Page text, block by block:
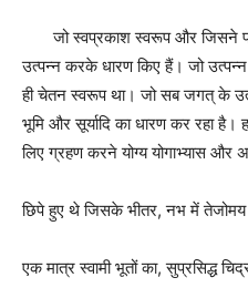
जो स्वप्रकाश स्वरूप और जिसने
उत्पन्न करके धारण किए हैं। जो उत्पन्न
ही चेतन स्वरूप था। जो सब जगत् के
भूमि और सूर्यादि का धारण कर रहा
लिए ग्रहण करने योग्य योगाभ्यास और
छिपे हुए थे जिसके भीतर, नभ में तेजोमय
एक मात्र स्वामी भूतों का, सुप्रसिद्ध